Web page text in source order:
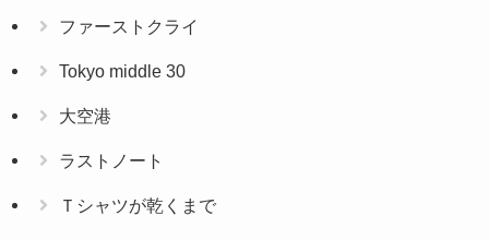
ファーストクライ
Tokyo middle 30
大空港
ラストノート
Ｔシャツが乾くまで